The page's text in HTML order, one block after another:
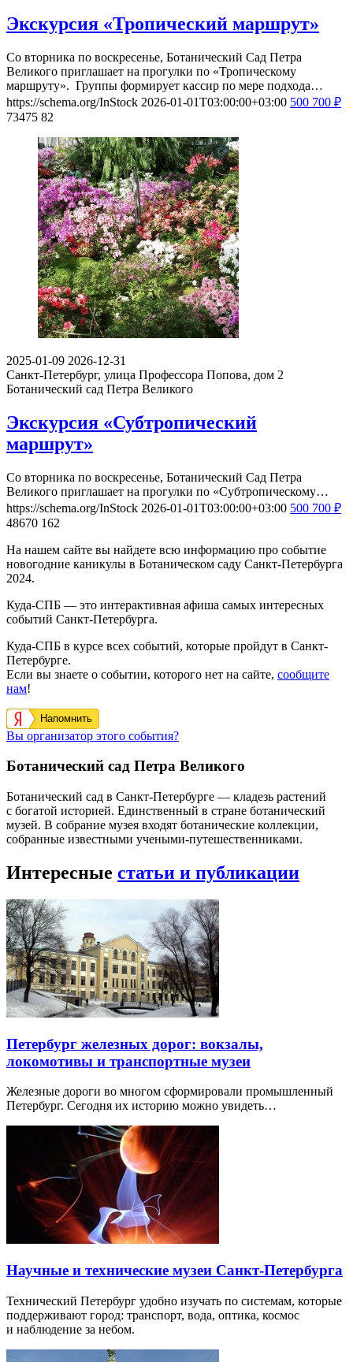
Экскурсия «Тропический маршрут»
Со вторника по воскресенье, Ботанический Сад Петра
Великого приглашает на прогулки по «Тропическому
маршруту». Группы формирует кассир по мере подхода…
https://schema.org/InStock 2026-01-01T03:00:00+03:00 500 700 ₽
73475 82
2025-01-09 2026-12-31
Санкт-Петербург, улица Профессора Попова, дом 2
Ботанический сад Петра Великого
Экскурсия «Субтропический
маршрут»
Со вторника по воскресенье, Ботанический Сад Петра
Великого приглашает на прогулки по «Субтропическому…
https://schema.org/InStock 2026-01-01T03:00:00+03:00 500 700 ₽
48670 162
На нашем сайте вы найдете всю информацию про событие
новогодние каникулы в Ботаническом саду Санкт-Петербурга
2024.
Куда-СПБ — это интерактивная афиша самых интересных
событий Санкт-Петербурга.
Куда-СПБ в курсе всех событий, которые пройдут в Санкт-
Петербурге.
Если вы знаете о событии, которого нет на сайте, сообщите
нам!
Напомнить
Вы организатор этого события?
Ботанический сад Петра Великого
Ботанический сад в Санкт-Петербурге — кладезь растений
с богатой историей. Единственный в стране ботанический
музей. В собрание музея входят ботанические коллекции,
собранные известными учеными-путешественниками.
Интересные статьи и публикации
Петербург железных дорог: вокзалы,
локомотивы и транспортные музеи
Железные дороги во многом сформировали промышленный
Петербург. Сегодня их историю можно увидеть…
Научные и технические музеи Санкт-Петербурга
Технический Петербург удобно изучать по системам, которые
поддерживают город: транспорт, вода, оптика, космос
и наблюдение за небом.